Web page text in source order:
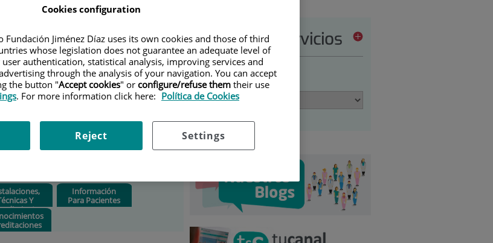
SUBESPECIALIDADES Y UNIDADES
Situación:Consultas
externas en Isaac Peral 42,
Fundación Jiménez Díaz y
Centros de Especialidades
de Pontones y Argüelles.
Jefe/a de servicio:Jesús
Porta Etessam
Y
Información
Para Pacientes
Cartera de servicios
Seleccione una opción:
Cookies configuration
Fundación Jiménez Díaz uses its own cookies and those of third
whose legislation does not guarantee an adequate level of
authentication, statistical analysis, improving services and
through the analysis of your navigation. You can accept
the button "Accept cookies" or configure/refuse them their use
. For more information click here: Política de Cookies
Settings
Reject